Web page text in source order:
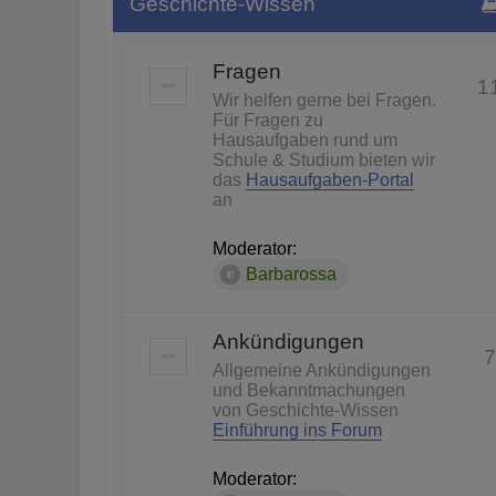
Fragen
Wir helfen gerne bei Fragen.
Für Fragen zu
Hausaufgaben rund um
Schule & Studium bieten wir
das Hausaufgaben-Portal
an
Moderator:
Barbarossa
Ankündigungen
Allgemeine Ankündigungen
und Bekanntmachungen
von Geschichte-Wissen
Einführung ins Forum
Moderator: